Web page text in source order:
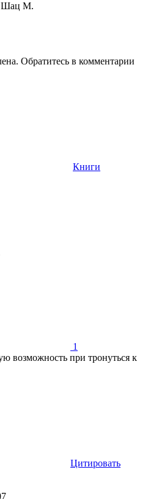
Шац М.
Обратитесь в комментарии
Книги
1
возможность при тронуться к
Цитировать